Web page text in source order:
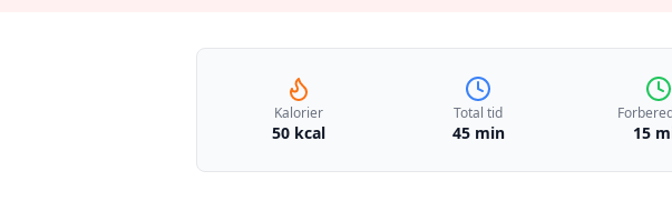
Kalorier
50 kcal
Total tid
45 min 15